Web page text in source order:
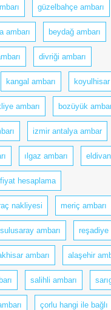
güzelbahçe ambarı
ambarı beydağ ambarı
divriği ambarı
kangal ambarı koyulhisar
ambarı bozüyük
izmir antalya ambar
ılgaz ambarı
hesaplama
nakliyesi meriç ambarı
sulusaray ambarı reşadiye
ambarı alaşehir
salihli ambarı
çorlu hangi ile bağlı